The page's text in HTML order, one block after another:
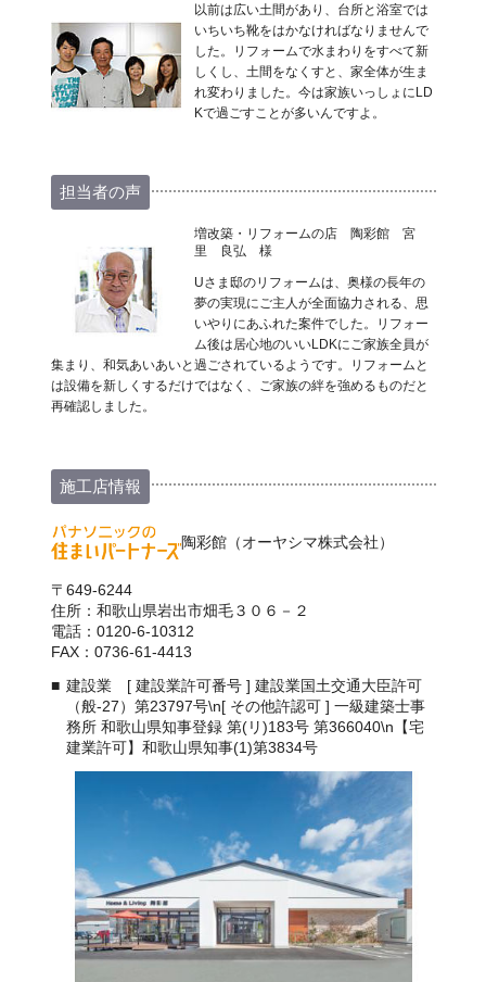
以前は広い土間があり、台所と浴室では
いちいち靴をはかなければなりませんで
した。リフォームで水まわりをすべて新
しくし、土間をなくすと、家全体が生ま
れ変わりました。今は家族いっしょにLD
Kで過ごすことが多いんですよ。
担当者の声
増改築・リフォームの店 陶彩館 宮
里 良弘 様
Uさま邸のリフォームは、奥様の長年の
夢の実現にご主人が全面協力される、思
いやりにあふれた案件でした。リフォー
ム後は居心地のいいLDKにご家族全員が
集まり、和気あいあいと過ごされているようです。リフォームと
は設備を新しくするだけではなく、ご家族の絆を強めるものだと
再確認しました。
施工店情報
陶彩館（オーヤシマ株式会社）
〒649-6244
住所：和歌山県岩出市畑毛３０６－２
電話：0120-6-10312
FAX：0736-61-4413
建設業 [ 建設業許可番号 ] 建設業国土交通大臣許可
（般-27）第23797号\n[ その他許認可 ] 一級建築士事
務所 和歌山県知事登録 第(リ)183号 第366040\n【宅
建業許可】和歌山県知事(1)第3834号